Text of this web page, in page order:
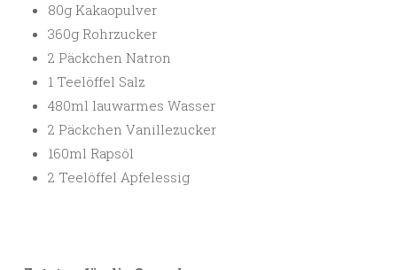
80g Kakaopulver
360g Rohrzucker
2 Päckchen Natron
1 Teelöffel Salz
480ml lauwarmes Wasser
2 Päckchen Vanillezucker
160ml Rapsöl
2 Teelöffel Apfelessig